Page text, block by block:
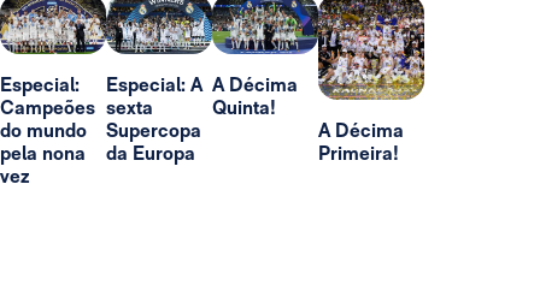
Especial:
Campeões
do mundo
pela nona
vez
Especial: A
sexta
Supercopa
da Europa
A Décima
Quinta!
A Décima
Primeira!